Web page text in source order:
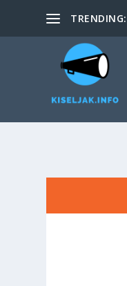
TRENDING: